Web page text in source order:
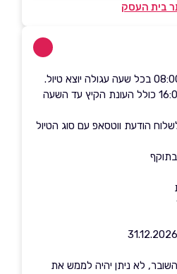
בית העסק
*שעות הפעילות מהשעה 08:00 בכל שעה עגולה יוצא טיול.
בעונת החורף עד השעה 16:00 כולל העונת הקיץ עד השעה
הודעת ווטסאפ עם סוג הטיול
לא ניתן יהיה לממש את